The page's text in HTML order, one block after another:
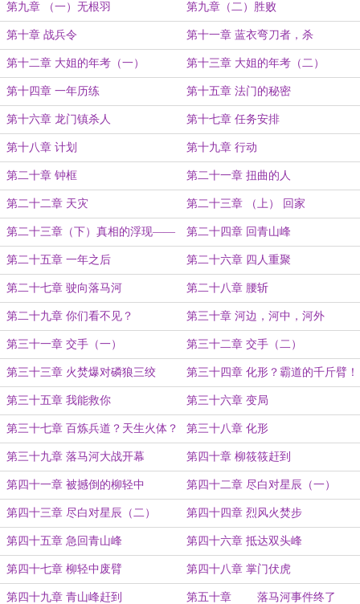
第九章 （一）无根羽 第九章（二）胜败
第十章 战兵令 第十一章 蓝衣弯刀者，杀
第十二章 大姐的年考（一） 第十三章 大姐的年考（二）
第十四章 一年历练 第十五章 法门的秘密
第十六章 龙门镇杀人 第十七章 任务安排
第十八章 计划 第十九章 行动
第二十章 钟框 第二十一章 扭曲的人
第二十二章 天灾 第二十三章 （上） 回家
第二十三章（下）真相的浮现——
噩梦
第二十四章 回青山峰
第二十五章 一年之后 第二十六章 四人重聚
第二十七章 驶向落马河 第二十八章 腰斩
第二十九章 你们看不见？ 第三十章 河边，河中，河外
第三十一章 交手（一） 第三十二章 交手（二）
第三十三章 火焚爆对磷狼三绞 第三十四章 化形？霸道的千斤臂！
第三十五章 我能救你 第三十六章 变局
第三十七章 百炼兵道？天生火体？ 第三十八章 化形
第三十九章 落马河大战开幕 第四十章 柳筱筱赶到
第四十一章 被撼倒的柳轻中 第四十二章 尽白对星辰（一）
第四十三章 尽白对星辰（二） 第四十四章 烈风火焚步
第四十五章 急回青山峰 第四十六章 抵达双头峰
第四十七章 柳轻中废臂 第四十八章 掌门伏虎
第四十九章 青山峰赶到 第五十章 落马河事件终了